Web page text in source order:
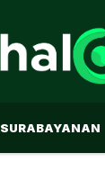
SURABAYANAN